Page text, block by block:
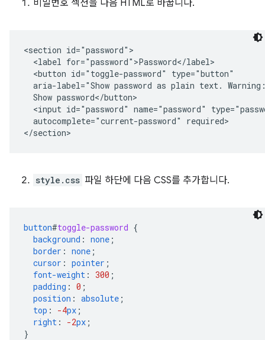
비밀번호 섹션을 다음 HTML로 바꿉니다.
<section id="password">
  <label for="password">Password</label>
  <button id="toggle-password" type="button"
aria-label="Show password as plain text.
  Show password</button>
<input id="password" name="password"
  autocomplete="current-password" required>
style.css 파일 하단에 다음 CSS를 추가합니다.
button#toggle-password {
background : none ;
border : none ;
cursor : pointer ;
font-weight : 300 ;
padding : 0 ;
position : absolute ;
top : -4px ;
right : -2px ;
}